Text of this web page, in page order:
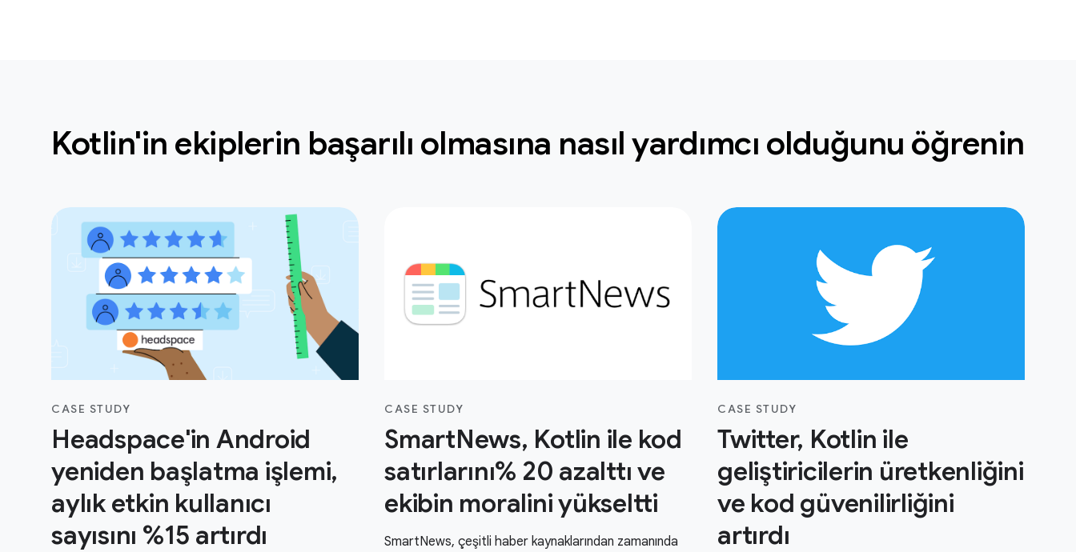
Kotlin'in ekiplerin başarılı olmasına nasıl yardımcı olduğunu öğrenin
CASE STUDY
Headspace'in Android
yeniden başlatma işlemi,
aylık etkin kullanıcı
sayısını %15 artırdı
CASE STUDY
SmartNews, Kotlin ile kod
satırlarını% 20 azalttı ve
ekibin moralini yükseltti
SmartNews, çeşitli haber kaynaklarından zamanında
CASE STUDY
Twitter, Kotlin ile
geliştiricilerin üretkenliğini
ve kod güvenilirliğini
artırdı